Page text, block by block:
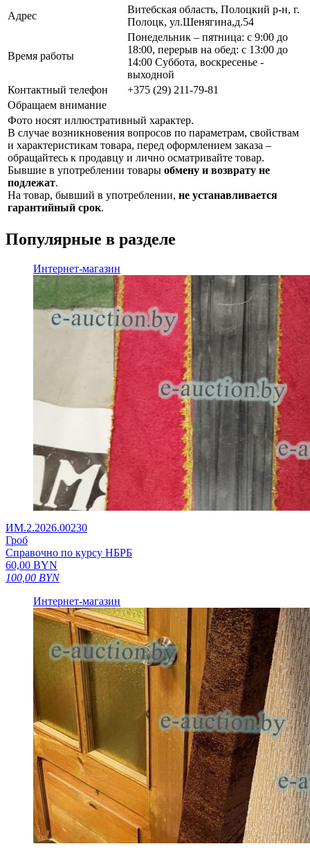
Адрес
Витебская область, Полоцкий р-н, г.
Полоцк, ул.Шенягина,д.54
Время работы
Понедельник – пятница: с 9:00 до
18:00, перерыв на обед: с 13:00 до
14:00 Суббота, воскресенье -
выходной
Контактный телефон
+375 (29) 211-79-81
Обращаем внимание
Фото носят иллюстративный характер.
В случае возникновения вопросов по параметрам, свойствам
и характеристикам товара, перед оформлением заказа –
обращайтесь к продавцу и лично осматривайте товар.
Бывшие в употреблении товары обмену и возврату не
подлежат.
На товар, бывший в употреблении, не устанавливается
гарантийный срок.
Популярные в разделе
Интернет-магазин
ИМ.2.2026.00230
Гроб
Справочно по курсу НБРБ
60,00 BYN
100,00 BYN
Интернет-магазин